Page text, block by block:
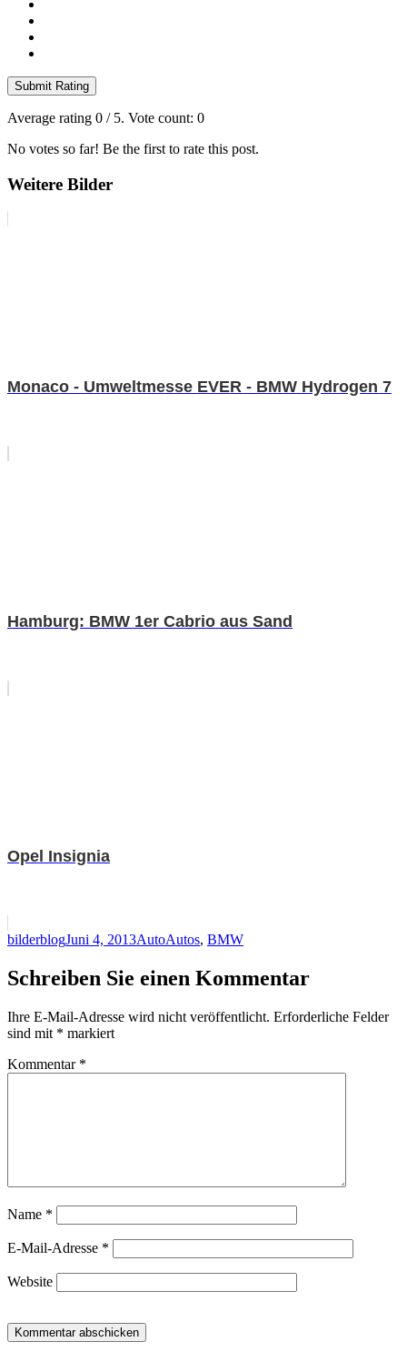
Submit Rating
Average rating 0 / 5. Vote count: 0
No votes so far! Be the first to rate this post.
Weitere Bilder
Monaco - Umweltmesse EVER - BMW Hydrogen 7
Hamburg: BMW 1er Cabrio aus Sand
Opel Insignia
Autor
bilderblogVeröffentlicht
Juni 4, 2013Kategorien
AutoSchlagwörter
Autos, BMW
Schreiben Sie einen Kommentar
Ihre E-Mail-Adresse wird nicht veröffentlicht. Erforderliche Felder
sind mit * markiert
Kommentar *
Name *
E-Mail-Adresse *
Website